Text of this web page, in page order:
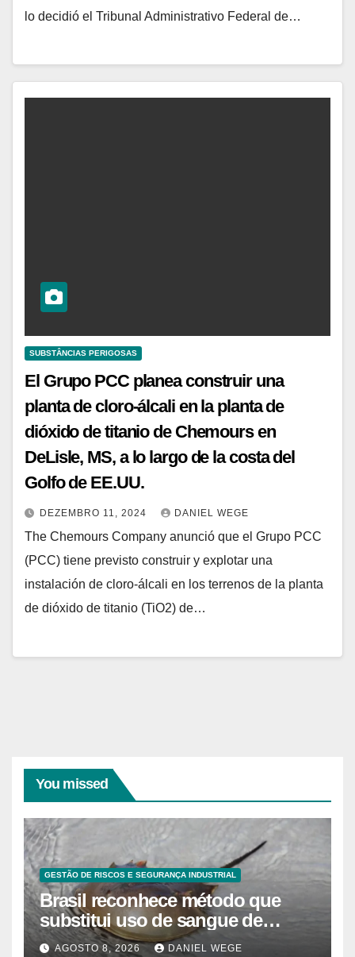
lo decidió el Tribunal Administrativo Federal de…
SUBSTÂNCIAS PERIGOSAS
El Grupo PCC planea construir una
planta de cloro-álcali en la planta de
dióxido de titanio de Chemours en
DeLisle, MS, a lo largo de la costa del
Golfo de EE.UU.
DEZEMBRO 11, 2024 DANIEL WEGE
The Chemours Company anunció que el Grupo PCC
(PCC) tiene previsto construir y explotar una
instalación de cloro-álcali en los terrenos de la planta
de dióxido de titanio (TiO2) de…
You missed
GESTÃO DE RISCOS E SEGURANÇA INDUSTRIAL
Brasil reconhece método que
substitui uso de sangue de
caranguejo-ferradura em testes
AGOSTO 8, 2026 DANIEL WEGE